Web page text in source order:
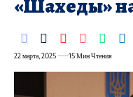
«Шахеды»
22 марта, 2025 15 Мин Чтения